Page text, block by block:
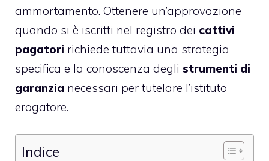
ammortamento. Ottenere un’approvazione
quando si è iscritti nel registro dei cattivi
pagatori richiede tuttavia una strategia
specifica e la conoscenza degli strumenti di
garanzia necessari per tutelare l’istituto
erogatore.
Indice